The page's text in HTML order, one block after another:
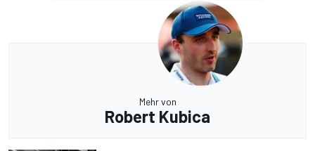
Mehr von
Robert Kubica